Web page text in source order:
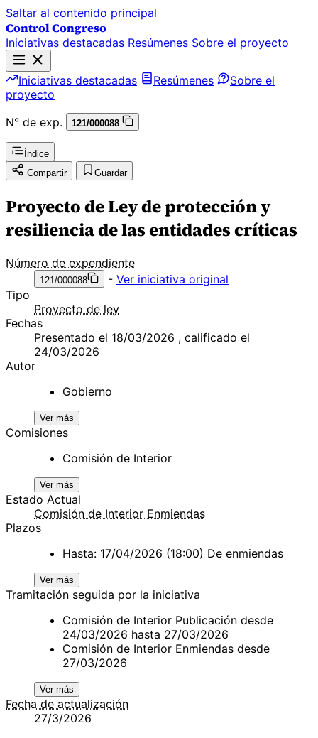
Saltar al contenido principal
Control Congreso
Iniciativas destacadas Resúmenes Sobre el proyecto
Iniciativas destacadas Resúmenes
Sobre el
proyecto
N° de exp.
121/000088
Índice
Compartir
Guardar
Proyecto de Ley de protección y
resiliencia de las entidades críticas
Número de expendiente
121/000088 - Ver iniciativa original
Tipo
Proyecto de ley
Fechas
Presentado el 18/03/2026 , calificado el
24/03/2026
Autor
Gobierno
Ver más
Comisiones
Comisión de Interior
Ver más
Estado Actual
Comisión de Interior Enmiendas
Plazos
Hasta: 17/04/2026 (18:00) De enmiendas
Ver más
Tramitación seguida por la iniciativa
Comisión de Interior Publicación desde
24/03/2026 hasta 27/03/2026
Comisión de Interior Enmiendas desde
27/03/2026
Ver más
Fecha de actualización
27/3/2026